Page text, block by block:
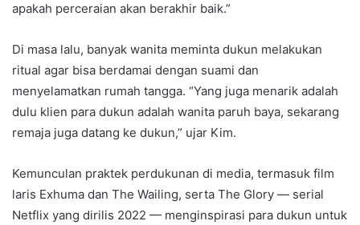
apakah perceraian akan berakhir baik.”
Di masa lalu, banyak wanita meminta dukun melakukan
ritual agar bisa berdamai dengan suami dan
menyelamatkan rumah tangga. “Yang juga menarik adalah
dulu klien para dukun adalah wanita paruh baya, sekarang
remaja juga datang ke dukun,” ujar Kim.
Kemunculan praktek perdukunan di media, termasuk film
laris Exhuma dan The Wailing, serta The Glory — serial
Netflix yang dirilis 2022 — menginspirasi para dukun untuk